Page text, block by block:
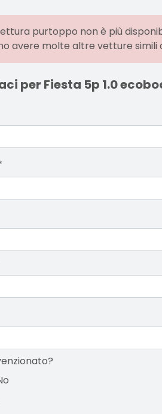
purtoppo non è più
avere molte altre vetture
per Fiesta 5p 1.0